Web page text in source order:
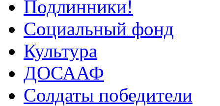
Подлинники!
Социальный фонд
Культура
ДОСААФ
Солдаты победители